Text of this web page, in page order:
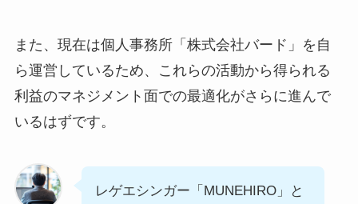
また、現在は個人事務所「株式会社バード」を自
ら運営しているため、これらの活動から得られる
利益のマネジメント面での最適化がさらに進んで
いるはずです。
レゲエシンガー「MUNEHIRO」と